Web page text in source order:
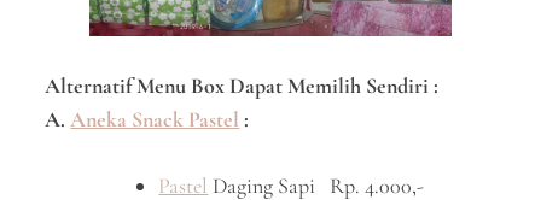
Alternatif Menu Box Dapat Memilih Sendiri :
A.Aneka Snack Pastel :
Pastel Daging Sapi Rp. 4.000,-